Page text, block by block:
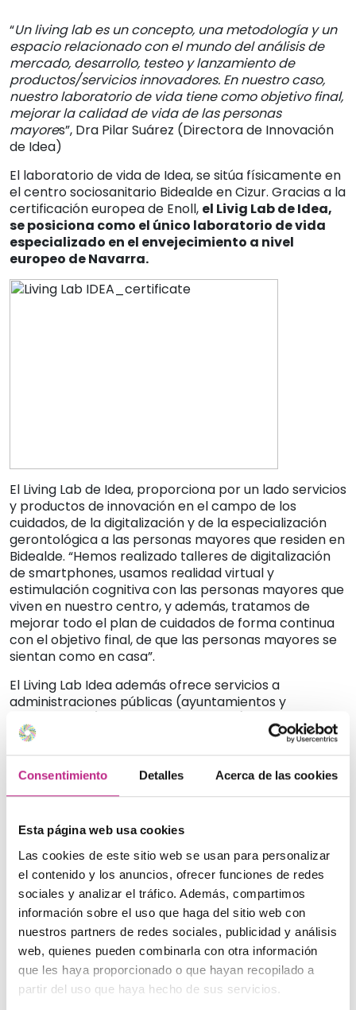
Consentimiento Detalles Acerca de las cookies
Esta página web usa cookies
Las cookies de este sitio web se usan para personalizar
el contenido y los anuncios, ofrecer funciones de redes
sociales y analizar el tráfico. Además, compartimos
información sobre el uso que haga del sitio web con
nuestros partners de redes sociales, publicidad y análisis
web, quienes pueden combinarla con otra información
que les haya proporcionado o que hayan recopilado a
partir del uso que haya hecho de sus servicios.
“Un living lab es un concepto, una metodología y un
espacio relacionado con el mundo del análisis de
mercado, desarrollo, testeo y lanzamiento de
productos/servicios innovadores. En nuestro caso,
nuestro laboratorio de vida tiene como objetivo final,
mejorar la calidad de vida de las personas
mayores”, Dra Pilar Suárez (Directora de Innovación
de Idea)
El laboratorio de vida de Idea, se sitúa físicamente en
el centro sociosanitario Bidealde en Cizur. Gracias a la
certificación europea de Enoll, el Livig Lab de Idea,
se posiciona como el único laboratorio de vida
especializado en el envejecimiento a nivel
europeo de Navarra.
El Living Lab de Idea, proporciona por un lado servicios
y productos de innovación en el campo de los
cuidados, de la digitalización y de la especialización
gerontológica a las personas mayores que residen en
Bidealde. “Hemos realizado talleres de digitalización
de smartphones, usamos realidad virtual y
estimulación cognitiva con las personas mayores que
viven en nuestro centro, y además, tratamos de
mejorar todo el plan de cuidados de forma continua
con el objetivo final, de que las personas mayores se
sientan como en casa”.
El Living Lab Idea además ofrece servicios a
administraciones públicas (ayuntamientos y
universidades) y entidades privadas (centros
proveedores de servicios gerontológicos y empresas
tecnológicas), tales como: consultoría gerontológica,
partenariado en proyectos sociales y de
investigación básica y/o aplicada, análisis de
viabilidad de productos y servicios, silver market, co-
TRL9), y acompañamiento a entidades tecnológicas
en compras públicas innovadoras y compras pre-
comerciales.
Líneas de trabajo del Living Lab Idea:
Silver Economy.“Ipc senior” : en 2015 Idea
publicó el primer índice de precios al consumo
que analizaba el sector senior, desde la
perspectiva de los diferentes grupos de
consumo que lo conforman. Realizado en